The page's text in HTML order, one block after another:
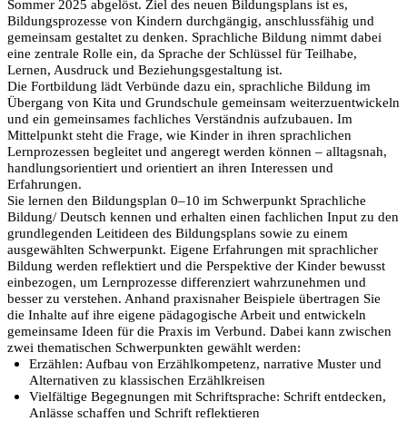
Sommer 2025 abgelöst. Ziel des neuen Bildungsplans ist es,
Bildungsprozesse von Kindern durchgängig, anschlussfähig und
gemeinsam gestaltet zu denken. Sprachliche Bildung nimmt dabei
eine zentrale Rolle ein, da Sprache der Schlüssel für Teilhabe,
Lernen, Ausdruck und Beziehungsgestaltung ist.
Die Fortbildung lädt Verbünde dazu ein, sprachliche Bildung im
Übergang von Kita und Grundschule gemeinsam weiterzuentwickeln
und ein gemeinsames fachliches Verständnis aufzubauen. Im
Mittelpunkt steht die Frage, wie Kinder in ihren sprachlichen
Lernprozessen begleitet und angeregt werden können – alltagsnah,
handlungsorientiert und orientiert an ihren Interessen und
Erfahrungen.
Sie lernen den Bildungsplan 0–10 im Schwerpunkt Sprachliche
Bildung/ Deutsch kennen und erhalten einen fachlichen Input zu den
grundlegenden Leitideen des Bildungsplans sowie zu einem
ausgewählten Schwerpunkt. Eigene Erfahrungen mit sprachlicher
Bildung werden reflektiert und die Perspektive der Kinder bewusst
einbezogen, um Lernprozesse differenziert wahrzunehmen und
besser zu verstehen. Anhand praxisnaher Beispiele übertragen Sie
die Inhalte auf ihre eigene pädagogische Arbeit und entwickeln
gemeinsame Ideen für die Praxis im Verbund. Dabei kann zwischen
zwei thematischen Schwerpunkten gewählt werden:
Erzählen: Aufbau von Erzählkompetenz, narrative Muster und
Alternativen zu klassischen Erzählkreisen
Vielfältige Begegnungen mit Schriftsprache: Schrift entdecken,
Anlässe schaffen und Schrift reflektieren